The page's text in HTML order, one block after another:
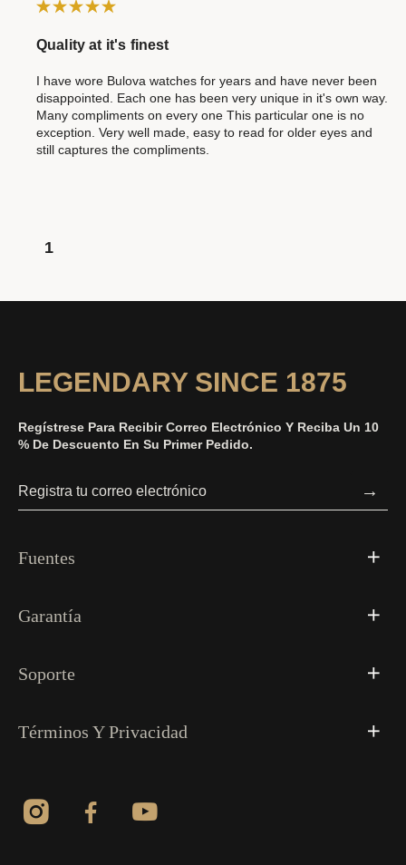
Quality at it's finest
I have wore Bulova watches for years and have never been
disappointed. Each one has been very unique in it's own way.
Many compliments on every one This particular one is no
exception. Very well made, easy to read for older eyes and
still captures the compliments.
1
LEGENDARY SINCE 1875
Regístrese Para Recibir Correo Electrónico Y Reciba Un 10
% De Descuento En Su Primer Pedido.
→
Fuentes
Garantía
Soporte
Términos Y Privacidad